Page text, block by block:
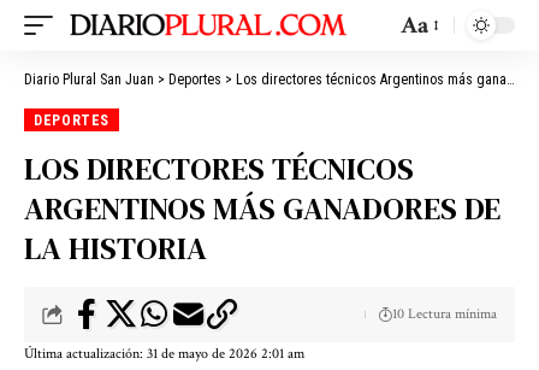
Aa
Diario Plural San Juan > Deportes > Los directores técnicos Argentinos más ganadores de la historia
DEPORTES
LOS DIRECTORES TÉCNICOS
ARGENTINOS MÁS GANADORES DE
LA HISTORIA
Última actualización: 31 de mayo de 2026 2:01 am
10 Lectura mínima